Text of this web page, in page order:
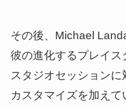
その後、Michael
彼の進化するプレイス
スタジオセッション
カスタマイズを加え